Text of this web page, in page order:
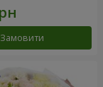
Замовити